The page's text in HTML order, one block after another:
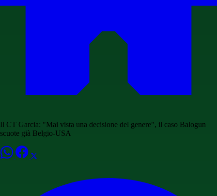
Il CT Garcia: "Mai vista una decisione del genere", il caso Balogun
scuote già Belgio-USA